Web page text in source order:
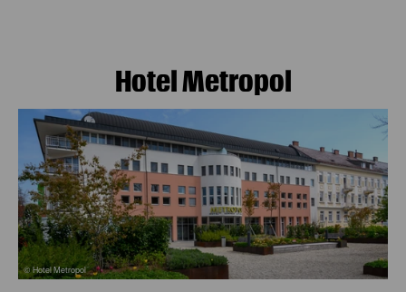
Hotel Metropol
© Hotel Metropol